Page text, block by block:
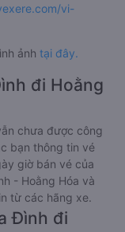
vi-
ảnh tại đây.
đi Hoằng
chưa được công
bạn thông tin vé
giờ bán vé của
- Hoằng Hóa và
từ các hãng xe.
Đình đi